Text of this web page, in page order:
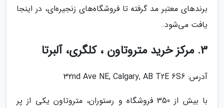
برندهای معتبر مد گرفته تا فروشگاه‌های زنجیره‌ای، در اینجا
یافت می‌شود.
3. مرکز خرید متروتاون ، کلگری، آلبرتا
آدرس: 32nd Ave NE, Calgary, AB T2E 6S6
با بیش از 350 فروشگاه و رستوران، متروتاون یکی از پر